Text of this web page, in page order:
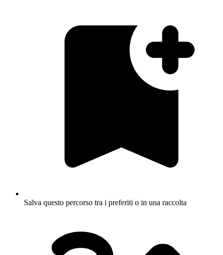
Salva questo percorso tra i preferiti o in una raccolta